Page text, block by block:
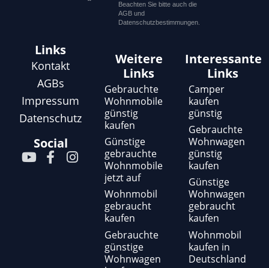
Beachten Sie bitte auch die
AGB und
Datenschutzbestimmungen.
Links
Kontakt
AGBs
Impressum
Datenschutz
Social
Y F
a
I
Weitere
Links
Gebrauchte
Wohnmobile
günstig
kaufen
Günstige
gebrauchte
Wohnmobile
jetzt auf
Wohnmobil
gebraucht
kaufen
Gebrauchte
günstige
Wohnwagen
Interessante
Links
Camper
kaufen
günstig
Gebrauchte
Wohnwagen
günstig
kaufen
Günstige
Wohnwagen
gebraucht
kaufen
Wohnmobil
kaufen in
Deutschland